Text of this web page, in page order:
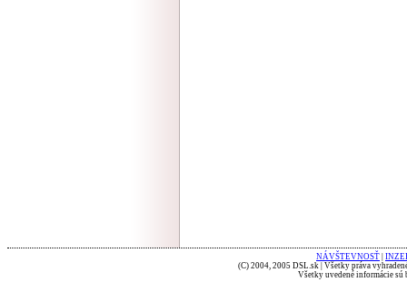
NÁVŠTEVNOSŤ
(C) 2004, 2005 DSL.sk | Všetky práva
Všetky uvedené informácie sú